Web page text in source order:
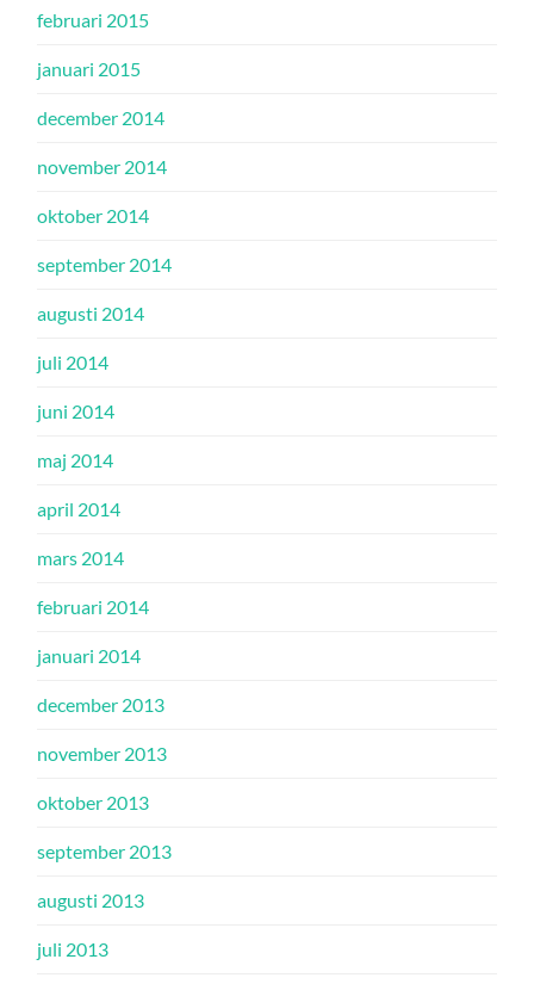
februari 2015
januari 2015
december 2014
november 2014
oktober 2014
september 2014
augusti 2014
juli 2014
juni 2014
maj 2014
april 2014
mars 2014
februari 2014
januari 2014
december 2013
november 2013
oktober 2013
september 2013
augusti 2013
juli 2013